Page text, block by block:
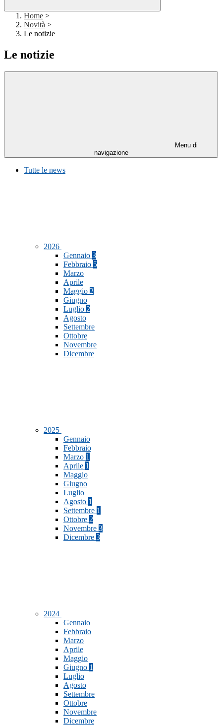
Home >
Novità >
Le notizie
Le notizie
Menu di
navigazione
Tutte le news
2026
Gennaio 3
Febbraio 5
Marzo
Aprile
Maggio 2
Giugno
Luglio 2
Agosto
Settembre
Ottobre
Novembre
Dicembre
2025
Gennaio
Febbraio
Marzo 1
Aprile 1
Maggio
Giugno
Luglio
Agosto 1
Settembre 1
Ottobre 2
Novembre 3
Dicembre 3
2024
Gennaio
Febbraio
Marzo
Aprile
Maggio
Giugno 1
Luglio
Agosto
Settembre
Ottobre
Novembre
Dicembre